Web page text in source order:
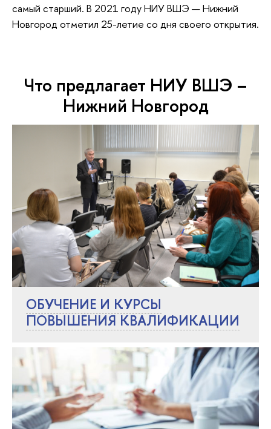
самый старший. В 2021 году НИУ ВШЭ — Нижний
Новгород отметил 25-летие со дня своего открытия.
Что предлагает НИУ ВШЭ –
Нижний Новгород
ОБУЧЕНИЕ И КУРСЫ
ПОВЫШЕНИЯ КВАЛИФИКАЦИИ